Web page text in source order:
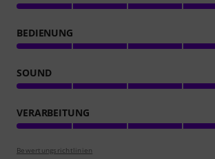
BEDIENUNG
SOUND
VERARBEITUNG
Bewertungsrichtlinien